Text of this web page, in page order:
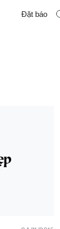
Đặt báo